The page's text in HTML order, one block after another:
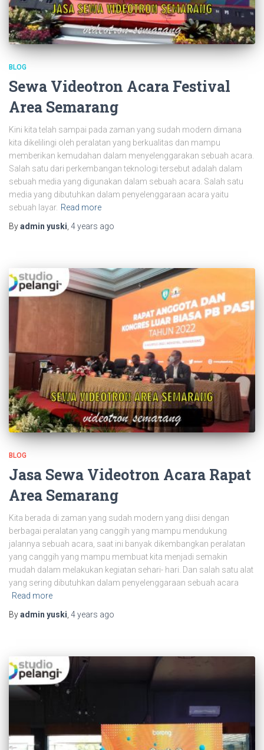
BLOG
Sewa Videotron Acara Festival
Area Semarang
Kini kita telah sampai pada zaman yang sudah modern dimana
kita dikelilingi oleh peralatan yang berkualitas dan mampu
memberikan kemudahan dalam menyelenggarakan sebuah acara.
Salah satu dari perkembangan teknologi tersebut adalah dalam
sebuah media yang digunakan dalam sebuah acara. Salah satu
media yang dibutuhkan dalam penyelenggaraan acara yaitu
sebuah layar. Read more
Byadmin yuski, 4 years ago
BLOG
Jasa Sewa Videotron Acara Rapat
Area Semarang
Kita berada di zaman yang sudah modern yang diisi dengan
berbagai peralatan yang canggih yang mampu mendukung
jalannya sebuah acara, saat ini banyak dikembangkan peralatan
yang canggih yang mampu membuat kita menjadi semakin
mudah dalam melakukan kegiatan sehari- hari. Dan salah satu alat
yang sering dibutuhkan dalam penyelenggaraan sebuah acara
Read more
Byadmin yuski 4 years ago